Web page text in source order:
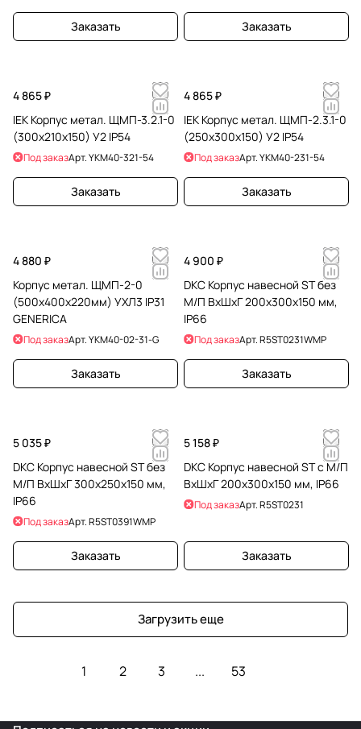
Заказать Заказать
4 865 ₽
IEK Корпус метал. ЩМП-3.2.1-0
(300х210х150) У2 IP54
Под заказАрт.YKM40-321-54
Заказать
4 865 ₽
IEK Корпус метал. ЩМП-2.3.1-0
(250х300х150) У2 IP54
Под заказАрт.YKM40-231-54
Заказать
4 880 ₽
Корпус метал. ЩМП-2-0
(500х400х220мм) УХЛ3 IP31
GENERICA
Под заказАрт.YKM40-02-31-G
Заказать
4 900 ₽
DKC Корпус навесной ST без
М/П ВxШxГ 200x300x150 мм,
IP66
Под заказАрт.R5ST0231WMP
Заказать
5 035 ₽
DKC Корпус навесной ST без
М/П ВxШxГ 300x250x150 мм,
IP66
Под заказАрт.R5ST0391WMP
Заказать
5 158 ₽
DKC Корпус навесной ST с М/П
ВxШxГ 200x300x150 мм, IP66
Под заказАрт.R5ST0231
Заказать
Загрузить еще
1 2 3 ... 53